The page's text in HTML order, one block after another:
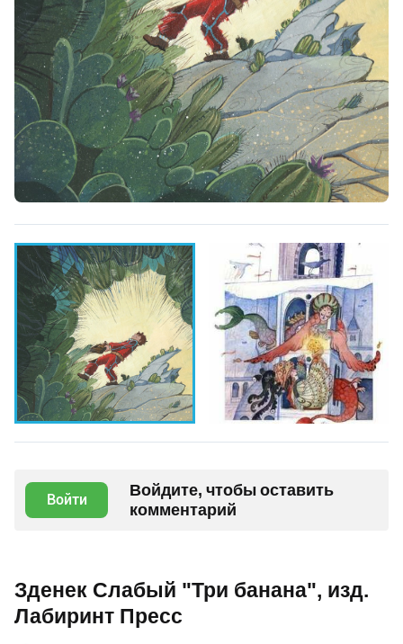
Войти
Войдите, чтобы оставить
комментарий
Зденек Слабый "Три банана", изд.
Лабиринт Пресс